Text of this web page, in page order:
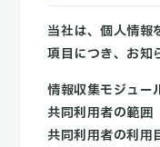
当社は、個人情報
項目につき、お知
情報収集モジュー
共同利用者の範囲
共同利用者の利用